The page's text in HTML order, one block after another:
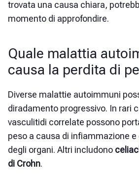
trovata una causa chiara,
momento di approfondire.
Quale malattia
causa la perdita di
Diverse malattie autoimmuni
diradamento progressivo. In rari
vasculitidi correlate possono
peso a causa di infiammazione
degli organi. Altri includono
di Crohn.